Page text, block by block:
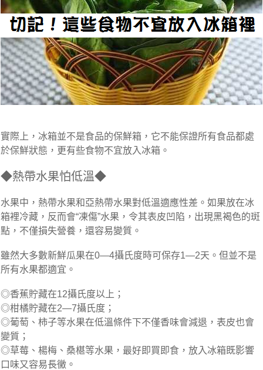
實際上，冰箱並不是食品的保鮮箱，它不能保證所有食品都處
於保鮮狀態，更有些食物不宜放入冰箱。
◆熱帶水果怕低溫◆
水果中，熱帶水果和亞熱帶水果對低溫適應性差。如果放在冰
箱裡冷藏，反而會“凍傷”水果，令其表皮凹陷，出現黑褐色的斑
點，不僅損失營養，還容易變質。
雖然大多數新鮮瓜果在0—4攝氏度時可保存1—2天。但並不是
所有水果都適宜。
◎香蕉貯藏在12攝氏度以上；
◎柑橘貯藏在2—7攝氏度；
◎葡萄、柿子等水果在低溫條件下不僅香味會減退，表皮也會
變質；
◎草莓、楊梅、桑椹等水果，最好即買即食，放入冰箱既影響
口味又容易長黴。